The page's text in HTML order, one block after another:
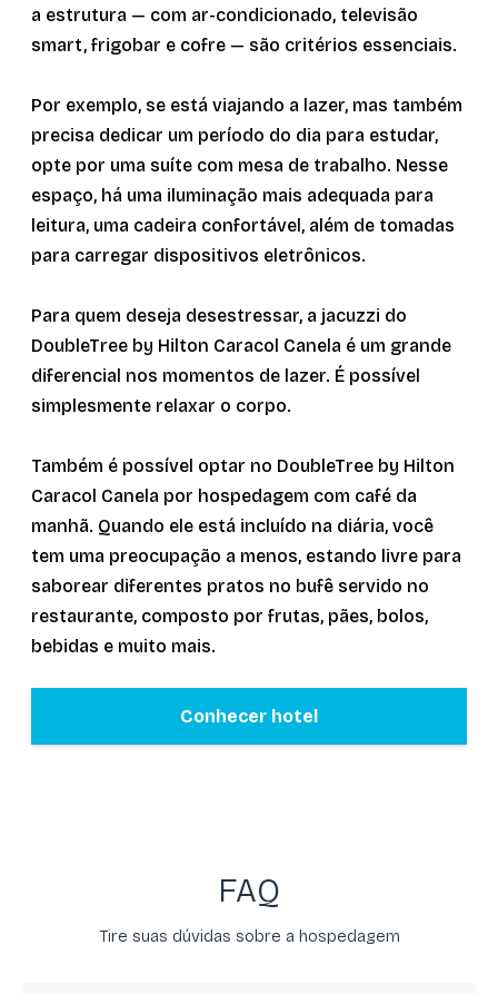
a estrutura — com ar-condicionado, televisão
smart, frigobar e cofre — são critérios essenciais.
Por exemplo, se está viajando a lazer, mas também
precisa dedicar um período do dia para estudar,
opte por uma suíte com mesa de trabalho. Nesse
espaço, há uma iluminação mais adequada para
leitura, uma cadeira confortável, além de tomadas
para carregar dispositivos eletrônicos.
Para quem deseja desestressar, a jacuzzi do
DoubleTree by Hilton Caracol Canela é um grande
diferencial nos momentos de lazer. É possível
simplesmente relaxar o corpo.
Também é possível optar no DoubleTree by Hilton
Caracol Canela por hospedagem com café da
manhã. Quando ele está incluído na diária, você
tem uma preocupação a menos, estando livre para
saborear diferentes pratos no bufê servido no
restaurante, composto por frutas, pães, bolos,
bebidas e muito mais.
Conhecer hotel
FAQ
Tire suas dúvidas sobre a hospedagem